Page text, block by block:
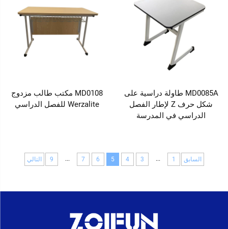
MD0085A طاولة دراسية على
شكل حرف Z لإطار الفصل
الدراسي في المدرسة
MD0108 مكتب طالب مزدوج
Werzalite للفصل الدراسي
السابق 1
...
3
4
5
6
7
...
9 التالي